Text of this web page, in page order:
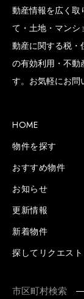
動産情報を広く取
て・土地・マンシ
動産に関する税・
の有効利用・不動
す。お気軽にお問
HOME
物件を探す
おすすめ物件
お知らせ
更新情報
新着物件
探してリクエスト
市区町村検索